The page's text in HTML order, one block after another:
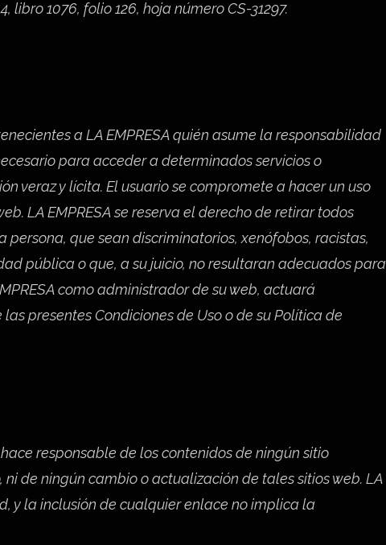
1076, folio 126, hoja número CS-31297.
a LA EMPRESA quién asume la responsabilidad
para acceder a determinados servicios o
veraz y lícita. El usuario se compromete a hacer un uso
LA EMPRESA se reserva el derecho de retirar todos
que sean discriminatorios, xenófobos, racistas,
pública o que, a su juicio, no resultaran adecuados para
como administrador de su web, actuará
presentes Condiciones de Uso o de su Política de
responsable de los contenidos de ningún sitio
de ningún cambio o actualización de tales sitios web. LA
y la inclusión de cualquier enlace no implica la